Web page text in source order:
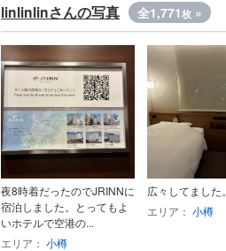
linlinlinさんの写真 全1,771枚 »
夜8時着だったのでJRINNに
宿泊しました。とってもよ
いホテルで空港の...
エリア： 小樽
広々してました。
エリア： 小樽